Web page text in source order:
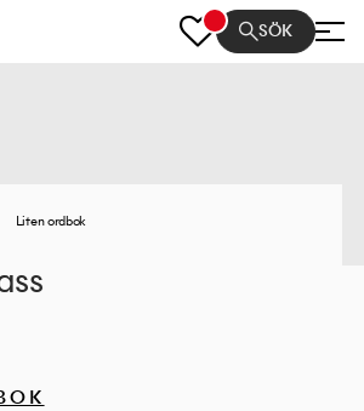
SÖK
Liten ordbok